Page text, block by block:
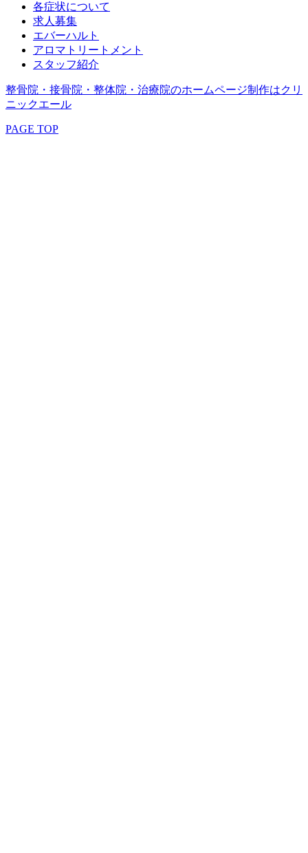
各症状について
求人募集
エバーハルト
アロマトリートメント
スタッフ紹介
整骨院・接骨院・整体院・治療院のホームページ制作はクリ
ニックエール
PAGE TOP